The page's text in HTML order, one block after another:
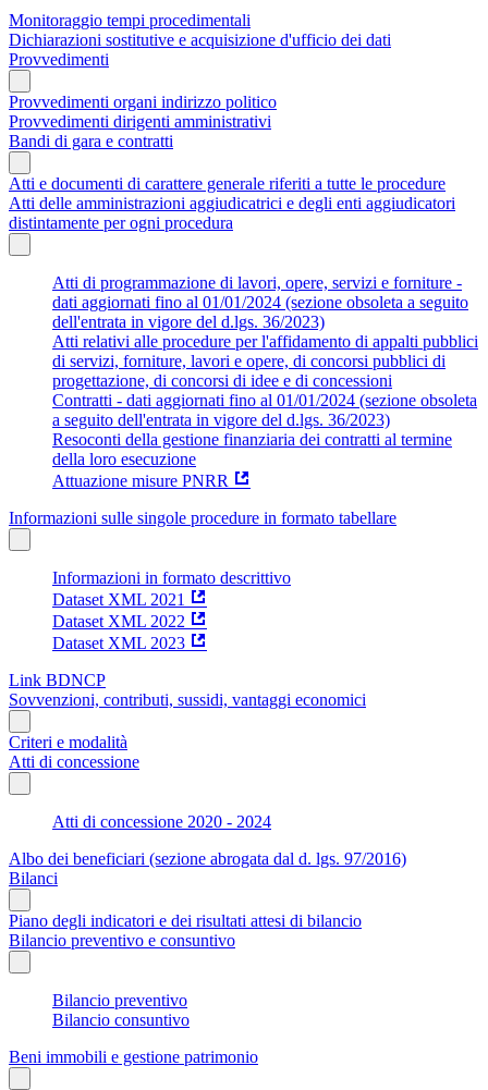
Monitoraggio tempi procedimentali
Dichiarazioni sostitutive e acquisizione d'ufficio dei dati
Provvedimenti
Provvedimenti organi indirizzo politico
Provvedimenti dirigenti amministrativi
Bandi di gara e contratti
Atti e documenti di carattere generale riferiti a tutte le procedure
Atti delle amministrazioni aggiudicatrici e degli enti aggiudicatori
distintamente per ogni procedura
Atti di programmazione di lavori, opere, servizi e forniture -
dati aggiornati fino al 01/01/2024 (sezione obsoleta a seguito
dell'entrata in vigore del d.lgs. 36/2023)
Atti relativi alle procedure per l'affidamento di appalti pubblici
di servizi, forniture, lavori e opere, di concorsi pubblici di
progettazione, di concorsi di idee e di concessioni
Contratti - dati aggiornati fino al 01/01/2024 (sezione obsoleta
a seguito dell'entrata in vigore del d.lgs. 36/2023)
Resoconti della gestione finanziaria dei contratti al termine
della loro esecuzione
Attuazione misure PNRR
Informazioni sulle singole procedure in formato tabellare
Informazioni in formato descrittivo
Dataset XML 2021
Dataset XML 2022
Dataset XML 2023
Link BDNCP
Sovvenzioni, contributi, sussidi, vantaggi economici
Criteri e modalità
Atti di concessione
Atti di concessione 2020 - 2024
Albo dei beneficiari (sezione abrogata dal d. lgs. 97/2016)
Bilanci
Piano degli indicatori e dei risultati attesi di bilancio
Bilancio preventivo e consuntivo
Bilancio preventivo
Bilancio consuntivo
Beni immobili e gestione patrimonio